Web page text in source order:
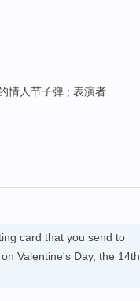
情人节子弹 ; 表演者
card that you send to
Valentine's Day, the 14th